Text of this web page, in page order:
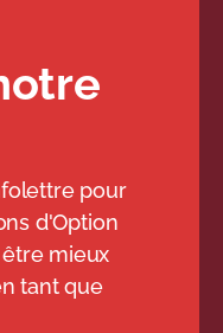
pour
d'Option
mieux
tant que